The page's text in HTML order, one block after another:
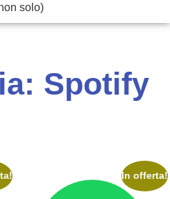
solo)
Spotify
In offerta!